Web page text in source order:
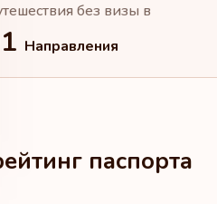
без визы в
Направления
паспорта